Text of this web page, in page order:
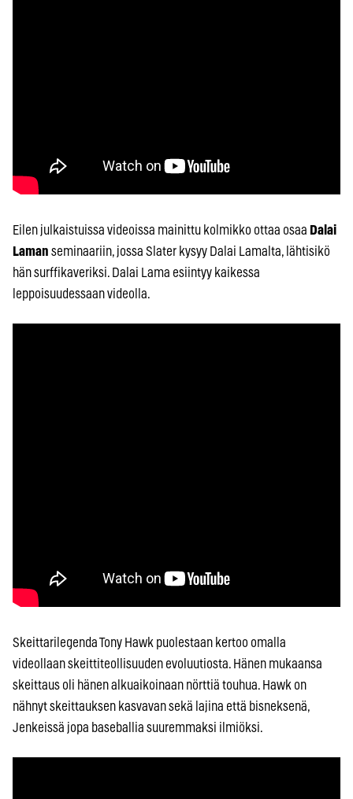
Eilen julkaistuissa videoissa mainittu kolmikko ottaa osaa Dalai
Laman seminaariin, jossa Slater kysyy Dalai Lamalta, lähtisikö
hän surffikaveriksi. Dalai Lama esiintyy kaikessa
leppoisuudessaan videolla.
Skeittarilegenda Tony Hawk puolestaan kertoo omalla
videollaan skeittiteollisuuden evoluutiosta. Hänen mukaansa
skeittaus oli hänen alkuaikoinaan nörttiä touhua. Hawk on
nähnyt skeittauksen kasvavan sekä lajina että bisneksenä,
Jenkeissä jopa baseballia suuremmaksi ilmiöksi.